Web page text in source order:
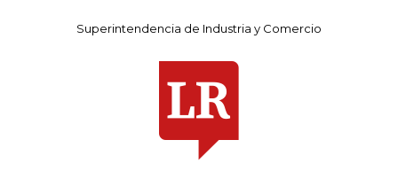
Superintendencia de Industria y Comercio